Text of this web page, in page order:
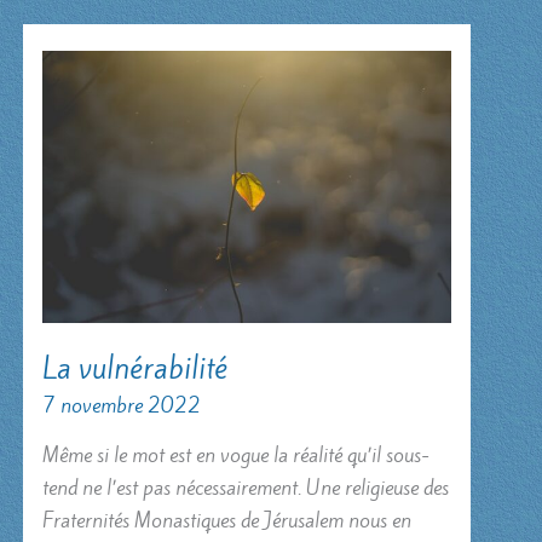
La vulnérabilité
7 novembre 2022
Même si le mot est en vogue la réalité qu’il sous-
tend ne l’est pas nécessairement. Une religieuse des
Fraternités Monastiques de Jérusalem nous en